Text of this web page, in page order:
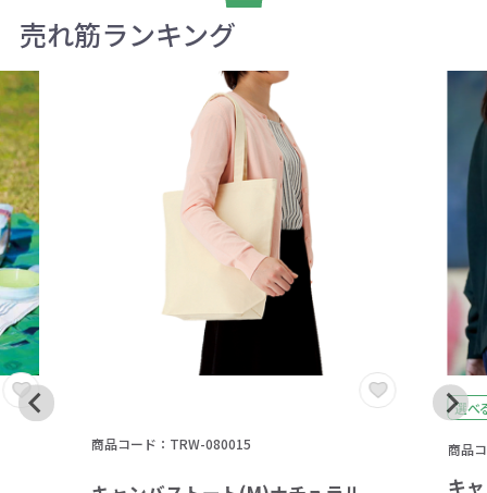
売れ筋ランキング
商品コード：TRW-080015
選べ
商品
キ